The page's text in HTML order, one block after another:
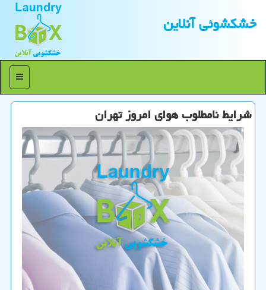
خشكشوئی آنلاین
منو
شرایط نامطلوب هوای امروز تهران